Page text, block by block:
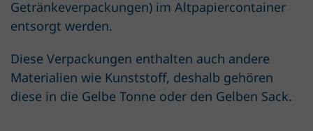
Getränke­verpackungen) im Altpapier­container
entsorgt werden.
Diese Verpackungen enthalten auch andere
Materialien wie Kunststoff, deshalb gehören
diese in die Gelbe Tonne oder den Gelben Sack.